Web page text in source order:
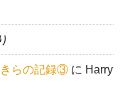
きらの記録③ に Harry